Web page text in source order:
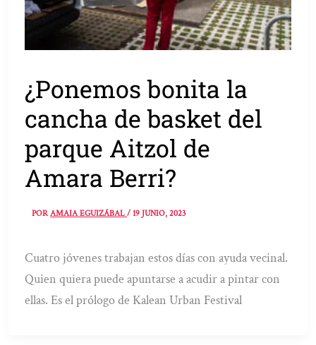
¿Ponemos bonita la
cancha de basket del
parque Aitzol de
Amara Berri?
PORAMAIA EGUIZÁBAL/19 JUNIO, 2023
Cuatro jóvenes trabajan estos días con ayuda vecinal.
Quien quiera puede apuntarse a acudir a pintar con
ellas. Es el prólogo de Kalean Urban Festival